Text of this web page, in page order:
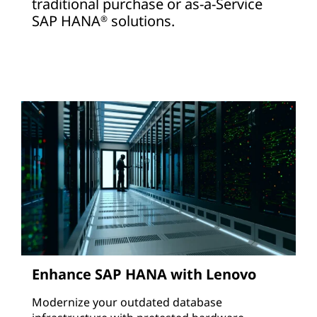
traditional purchase or as-a-Service
SAP HANA® solutions.
Enhance SAP HANA with Lenovo
Modernize your outdated database